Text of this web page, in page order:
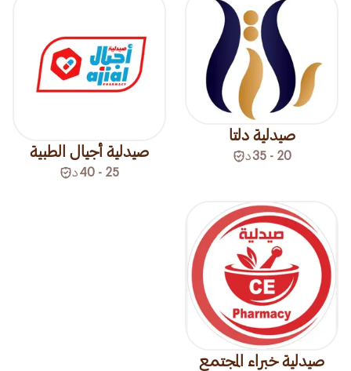
صيدلية دلتا
20 - 35 د صيدلية أجيال الطبية
25 - 40 د
صيدلية خبراء المجتمع